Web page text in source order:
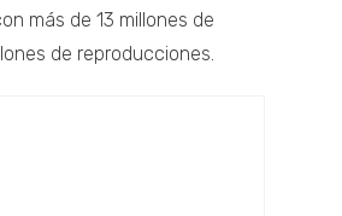
más de 13 millones de
de reproducciones.